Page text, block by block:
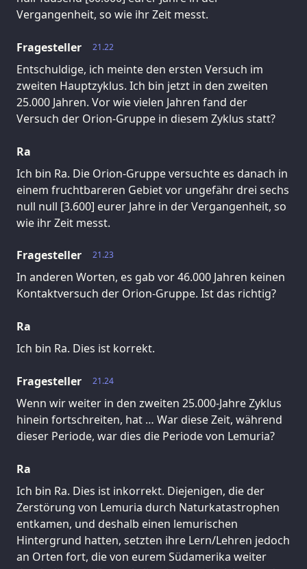
Vergangenheit, so wie ihr Zeit messt.
21.22
Fragesteller
Entschuldige, ich meinte den ersten Versuch im
zweiten Hauptzyklus. Ich bin jetzt in den zweiten
25.000 Jahren. Vor wie vielen Jahren fand der
Versuch der Orion-Gruppe in diesem Zyklus statt?
Ra
Ich bin Ra. Die Orion-Gruppe versuchte es danach in
einem fruchtbareren Gebiet vor ungefähr drei sechs
null null [3.600] eurer Jahre in der Vergangenheit, so
wie ihr Zeit messt.
21.23
Fragesteller
In anderen Worten, es gab vor 46.000 Jahren keinen
Kontaktversuch der Orion-Gruppe. Ist das richtig?
Ra
Ich bin Ra. Dies ist korrekt.
21.24
Fragesteller
Wenn wir weiter in den zweiten 25.000-Jahre Zyklus
hinein fortschreiten, hat … War diese Zeit, während
dieser Periode, war dies die Periode von Lemuria?
Ra
Ich bin Ra. Dies ist inkorrekt. Diejenigen, die der
Zerstörung von Lemuria durch Naturkatastrophen
entkamen, und deshalb einen lemurischen
Hintergrund hatten, setzten ihre Lern/Lehren jedoch
an Orten fort, die von eurem Südamerika weiter